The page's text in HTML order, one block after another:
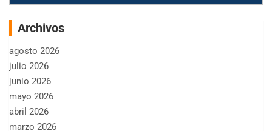
Archivos
agosto 2026
julio 2026
junio 2026
mayo 2026
abril 2026
marzo 2026